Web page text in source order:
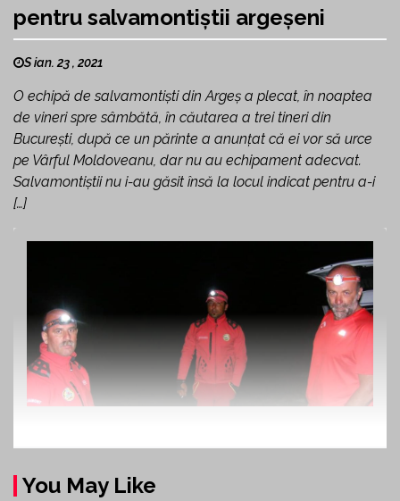
pentru salvamontiștii argeșeni
S ian. 23 , 2021
O echipă de salvamontişti din Argeş a plecat, în noaptea
de vineri spre sâmbătă, în căutarea a trei tineri din
Bucureşti, după ce un părinte a anunţat că ei vor să urce
pe Vârful Moldoveanu, dar nu au echipament adecvat.
Salvamontiştii nu i-au găsit însă la locul indicat pentru a-i
[…]
You May Like